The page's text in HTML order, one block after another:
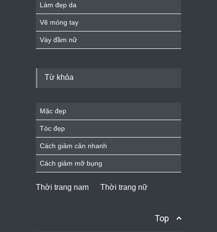
Làm đẹp da
Vẽ móng tay
Váy đầm nữ
Từ khóa
Mặc đẹp
Tóc đẹp
Cách giảm cân nhanh
Cách giảm mỡ bụng
Thời trang nam Thời trang nữ
Top